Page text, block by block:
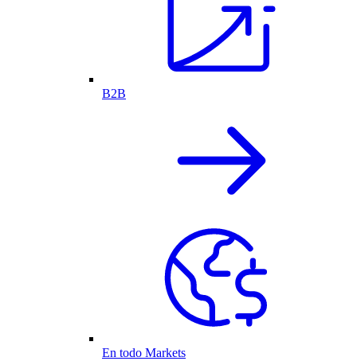
B2B
En todo Markets